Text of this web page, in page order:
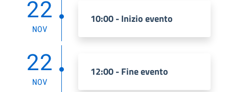
22
NOV
10:00 - Inizio evento
22
NOV
12:00 - Fine evento